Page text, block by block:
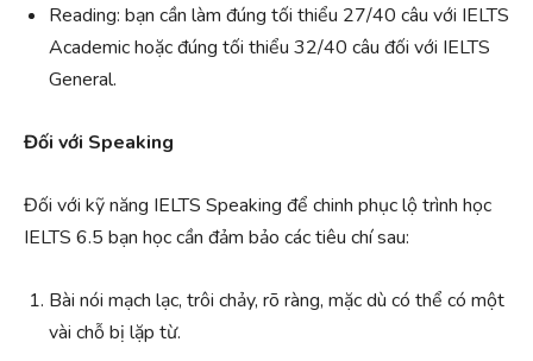
Reading: bạn cần làm đúng tối thiểu 27/40 câu với IELTS
Academic hoặc đúng tối thiểu 32/40 câu đối với IELTS
General.
Đối với Speaking
Đối với kỹ năng IELTS Speaking để chinh phục lộ trình học
IELTS 6.5 bạn học cần đảm bảo các tiêu chí sau:
Bài nói mạch lạc, trôi chảy, rõ ràng, mặc dù có thể có một
vài chỗ bị lặp từ.